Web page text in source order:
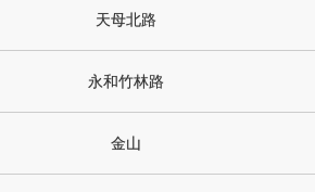
天母北路
永和竹林路
金山